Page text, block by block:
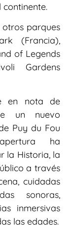
parques
(Francia),
of Legends
Gardens
en nota de
un nuevo
Puy du Fou
ha
la Historia, la
a través
cuidadas
sonoras,
inmersivas
las edades.